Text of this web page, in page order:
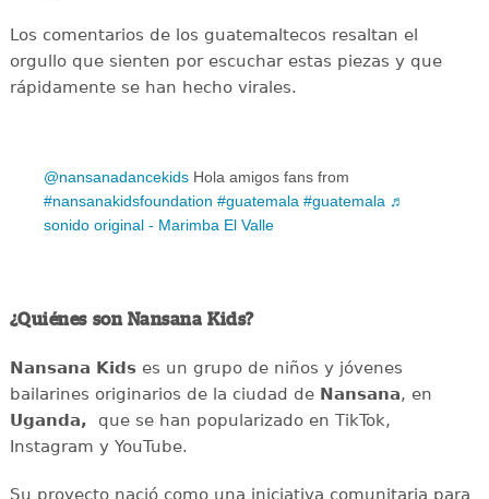
Los comentarios de los guatemaltecos resaltan el
orgullo que sienten por escuchar estas piezas y que
rápidamente se han hecho virales.
@nansanadancekids Hola amigos fans from
#nansanakidsfoundation #guatemala #guatemala ♬
sonido original - Marimba El Valle
¿Quiénes son Nansana Kids?
Nansana Kidses un grupo de niños y jóvenes
bailarines originarios de la ciudad de Nansana, en
Uganda, que se han popularizado en TikTok,
Instagram y YouTube.
Su proyecto nació como una iniciativa comunitaria para